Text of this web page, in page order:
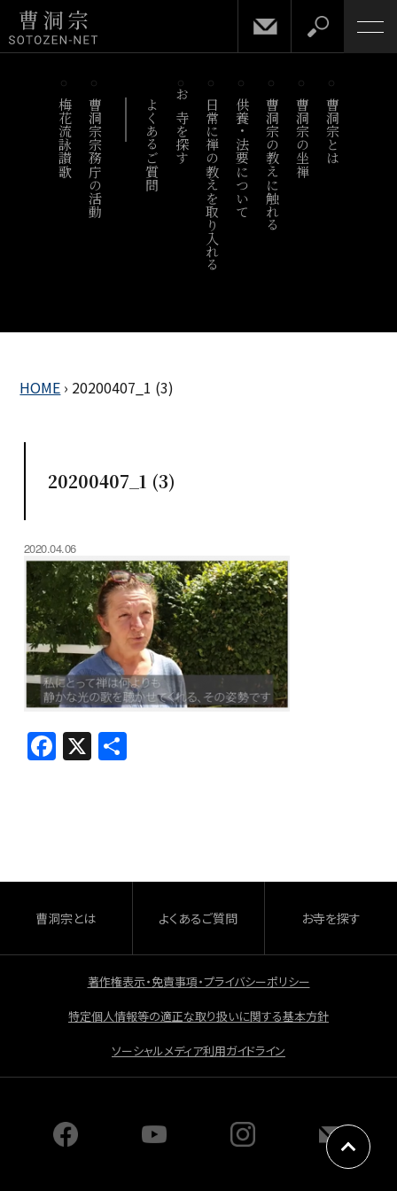
梅花流詠讃歌 曹洞宗宗務庁の活動 よくあるご質問 お寺を探す 日常に禅の教えを取り入れる供養・法要について曹洞宗の教えに触れる 曹洞宗の坐禅 曹洞宗とは
HOME › 20200407_1 (3)
20200407_1 (3)
2020.04.06
F
a
o
o
k
X 共
曹洞宗とは よくあるご質問 お寺を探す
著作権表示・免責事項・プライバシーポリシー
特定個人情報等の適正な取り扱いに関する基本方針
ソーシャルメディア利用ガイドライン